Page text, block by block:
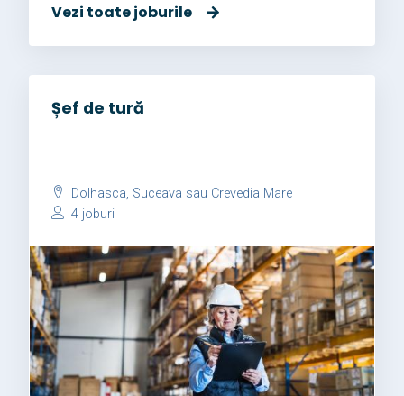
Vezi toate joburile
Șef de tură
Dolhasca, Suceava sau Crevedia Mare
4 joburi